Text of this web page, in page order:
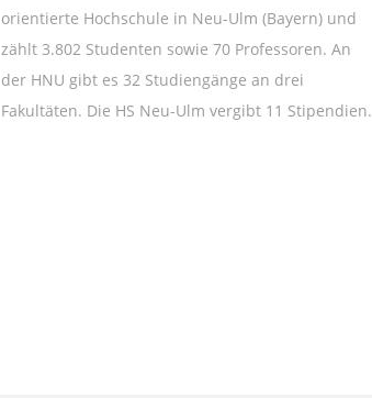
orientierte Hochschule in Neu-Ulm (Bayern) und
zählt 3.802 Studenten sowie 70 Professoren. An
der HNU gibt es 32 Studiengänge an drei
Fakultäten. Die HS Neu-Ulm vergibt 11 Stipendien.